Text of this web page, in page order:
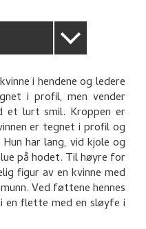
i hendene og ledere
i profil, men vender
et lurt smil. Kroppen er
er tegnet i profil og
har lang, vid kjole og
på hodet. Til høyre for
figur av en kvinne med
Ved føttene hennes
en flette med en sløyfe i